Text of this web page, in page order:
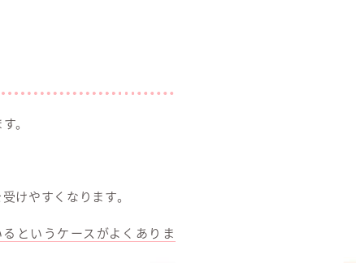
。
けやすくなります。
というケースがよくありま